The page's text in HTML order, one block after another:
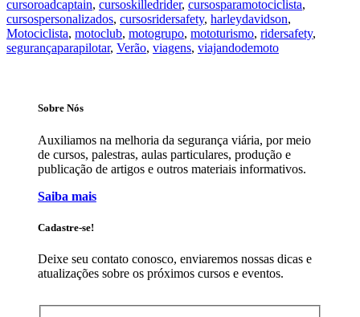
cursoroadcaptain, cursoskilledrider, cursosparamotociclista,
cursospersonalizados, cursosridersafety, harleydavidson,
Motociclista, motoclub, motogrupo, mototurismo, ridersafety,
segurançaparapilotar, Verão, viagens, viajandodemoto
Sobre Nós
Auxiliamos na melhoria da segurança viária, por meio
de cursos, palestras, aulas particulares, produção e
publicação de artigos e outros materiais informativos.
Saiba mais
Cadastre-se!
Deixe seu contato conosco, enviaremos nossas dicas e
atualizações sobre os próximos cursos e eventos.